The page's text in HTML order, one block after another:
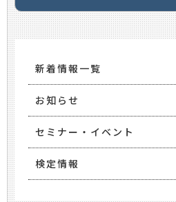
新着情報一覧
お知らせ
セミナー・イベント
検定情報